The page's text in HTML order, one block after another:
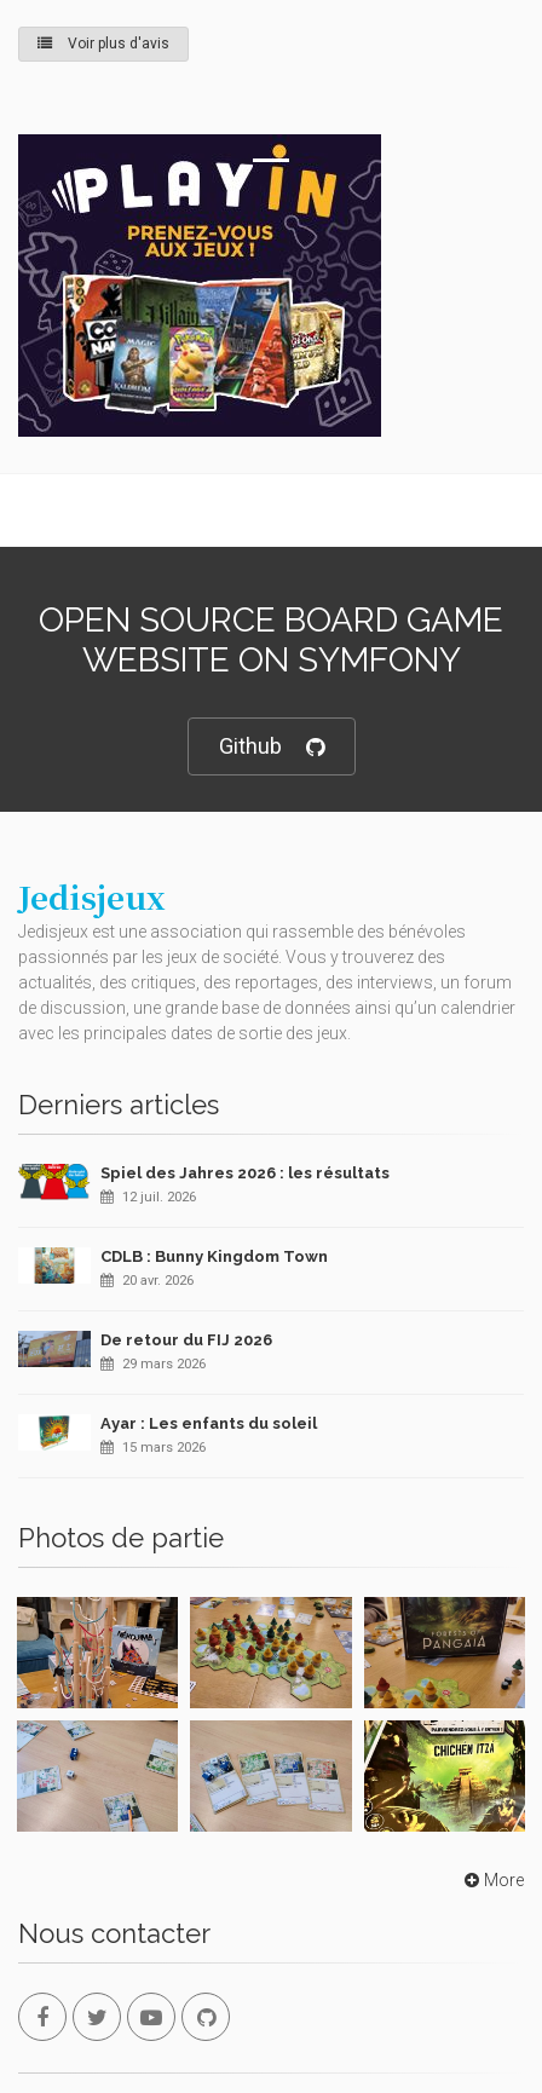
Voir plus d'avis
OPEN SOURCE BOARD GAME
WEBSITE ON SYMFONY
Github
Jedisjeux
Jedisjeux est une association qui rassemble des bénévoles
passionnés par les jeux de société. Vous y trouverez des
actualités, des critiques, des reportages, des interviews, un forum
de discussion, une grande base de données ainsi qu’un calendrier
avec les principales dates de sortie des jeux.
Derniers articles
Spiel des Jahres 2026 : les résultats
12 juil. 2026
CDLB : Bunny Kingdom Town
20 avr. 2026
De retour du FIJ 2026
29 mars 2026
Ayar : Les enfants du soleil
15 mars 2026
Photos de partie
More
Nous contacter